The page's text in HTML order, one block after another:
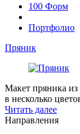
100 Форм
Портфолио
Пряник
Макет пряника из
в несколько
Читать далее
Направления